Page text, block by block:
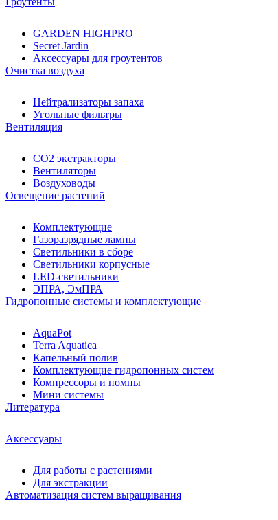
GARDEN HIGHPRO
Secret Jardin
Аксессуары для гроутентов
Очистка воздуха
Нейтрализаторы запаха
Угольные фильтры
Вентиляция
CO2 экстракторы
Вентиляторы
Воздуховоды
Освещение растений
Комплектующие
Газоразрядные лампы
Светильники в сборе
Светильники корпусные
LED-светильники
ЭПРА, ЭмПРА
Гидропонные системы и комплектующие
AquaPot
Terra Aquatica
Капельный полив
Комплектующие гидропонных систем
Компрессоры и помпы
Мини системы
Литература
Аксессуары
Для работы с растениями
Для экстракции
Автоматизация систем выращивания